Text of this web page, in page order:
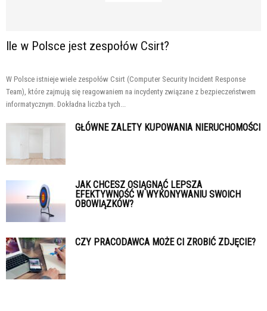
Ile w Polsce jest zespołów Csirt?
W Polsce istnieje wiele zespołów Csirt (Computer Security Incident Response
Team), które zajmują się reagowaniem na incydenty związane z bezpieczeństwem
informatycznym. Dokładna liczba tych...
GŁÓWNE ZALETY KUPOWANIA NIERUCHOMOŚCI
JAK CHCESZ OSIĄGNĄĆ LEPSZA
EFEKTYWNOŚĆ W WYKONYWANIU SWOICH
OBOWIĄZKÓW?
CZY PRACODAWCA MOŻE CI ZROBIĆ ZDJĘCIE?